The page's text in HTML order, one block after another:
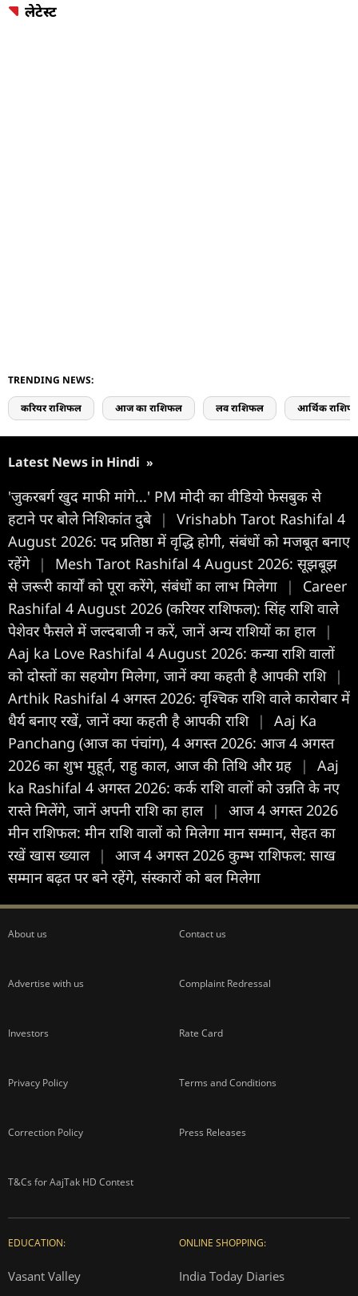
लेटेस्ट
TRENDING NEWS:
करियर राशिफल आज का राशिफल लव राशिफल आर्थिक
Latest News in Hindi »
'जुकरबर्ग खुद माफी मांगे...' PM मोदी का वीडियो फेसबुक से
हटाने पर बोले निशिकांत दुबे |
Vrishabh Tarot Rashifal 4
August 2026: पद प्रतिष्ठा में वृद्धि होगी, संबंधों को मजबूत बनाए
रहेंगे |
Mesh Tarot Rashifal 4 August 2026: सूझबूझ
से जरूरी कार्यों को पूरा करेंगे, संबंधों का लाभ मिलेगा
|
Career
Rashifal 4 August 2026 (करियर राशिफल): सिंह राशि वाले
पेशेवर फैसले में जल्दबाजी न करें, जानें अन्य राशियों का हाल |
Aaj ka Love Rashifal 4 August 2026: कन्या राशि वालों
को दोस्तों का सहयोग मिलेगा, जानें क्या कहती है आपकी राशि |
Arthik Rashifal 4 अगस्त 2026: वृश्चिक राशि वाले कारोबार में
धैर्य बनाए रखें, जानें क्या कहती है आपकी राशि |
Aaj Ka
Panchang (आज का पंचांग), 4 अगस्त 2026: आज 4 अगस्त
2026 का शुभ मुहूर्त, राहु काल, आज की तिथि और ग्रह
|
Aaj
ka Rashifal 4 अगस्त 2026: कर्क राशि वालों को उन्नति के नए
रास्ते मिलेंगे, जानें अपनी राशि का हाल |
आज 4 अगस्त 2026
मीन राशिफल: मीन राशि वालों को मिलेगा मान सम्मान, सेहत का
रखें खास ख्याल |
आज 4 अगस्त 2026 कुम्भ राशिफल: साख
सम्मान बढ़त पर बने रहेंगे, संस्कारों को बल मिलेगा
About us Contact us
Advertise with us Complaint Redressal
Investors Rate Card
Privacy Policy Terms and Conditions
Correction Policy Press Releases
T&Cs for AajTak HD Contest
EDUCATION:
Vasant Valley
ONLINE SHOPPING:
India Today Diaries